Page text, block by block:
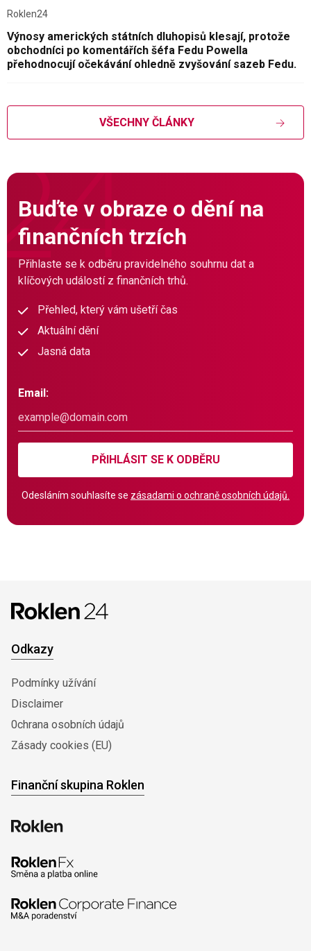
Roklen24
Výnosy amerických státních dluhopisů klesají, protože
obchodníci po komentářích šéfa Fedu Powella
přehodnocují očekávání ohledně zvyšování sazeb Fedu.
VŠECHNY ČLÁNKY
Buďte v obraze o dění na
finančních trzích
Přihlaste se k odběru pravidelného souhrnu dat a
klíčových událostí z finančních trhů.
Přehled, který vám ušetří čas
Aktuální dění
Jasná data
Email:
PŘIHLÁSIT SE K ODBĚRU
Odesláním souhlasíte se zásadami o ochraně osobních údajů.
Odkazy
Podmínky užívání
Disclaimer
0chrana osobních údajů
Zásady cookies (EU)
Finanční skupina Roklen